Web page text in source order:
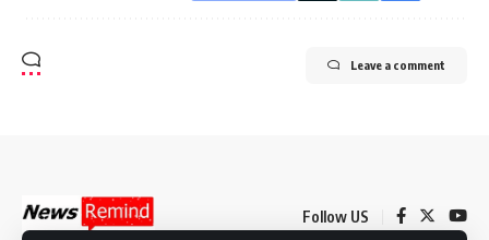
Leave a comment
Follow US